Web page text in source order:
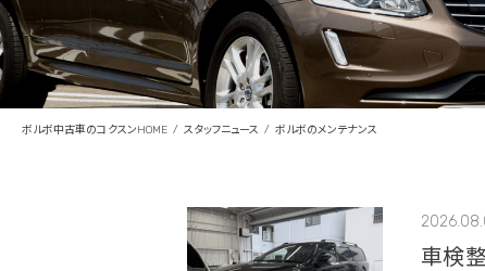
クラシックカー整備の
お問い合わせ
ボルボ中古車のコクスンHOME スタッフニュース ボルボのメンテナンス
車検